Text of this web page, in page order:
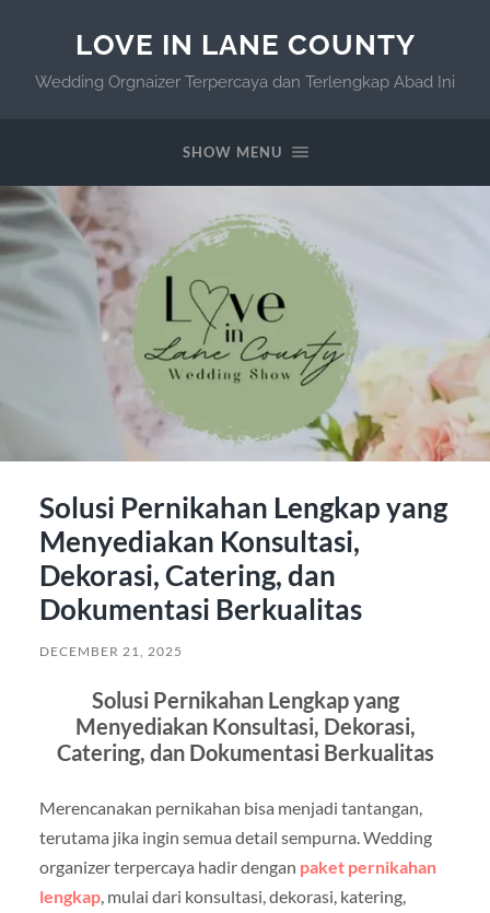
LOVE IN LANE COUNTY
Wedding Orgnaizer Terpercaya dan Terlengkap Abad Ini
SHOW MENU
Solusi Pernikahan Lengkap yang
Menyediakan Konsultasi,
Dekorasi, Catering, dan
Dokumentasi Berkualitas
DECEMBER 21, 2025
Solusi Pernikahan Lengkap yang
Menyediakan Konsultasi, Dekorasi,
Catering, dan Dokumentasi Berkualitas
Merencanakan pernikahan bisa menjadi tantangan,
terutama jika ingin semua detail sempurna. Wedding
organizer terpercaya hadir dengan paket pernikahan
lengkap, mulai dari konsultasi, dekorasi, katering,